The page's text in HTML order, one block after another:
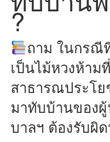
?
ถาม ในกรณี
เป็นไม้หวงห้า
สาธารณประโ
มาทับบ้านของ
บาลฯ ต้องรับผิ